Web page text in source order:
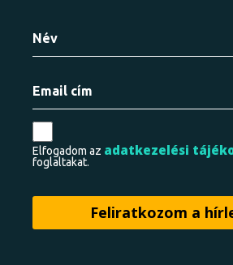
Elfogadom az adatkezelési
foglaltakat.